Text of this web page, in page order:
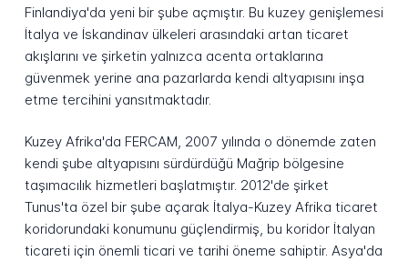
Finlandiya'da yeni bir şube açmıştır. Bu kuzey genişlemesi
İtalya ve İskandinav ülkeleri arasındaki artan ticaret
akışlarını ve şirketin yalnızca acenta ortaklarına
güvenmek yerine ana pazarlarda kendi altyapısını inşa
etme tercihini yansıtmaktadır.
Kuzey Afrika'da FERCAM, 2007 yılında o dönemde zaten
kendi şube altyapısını sürdürdüğü Mağrip bölgesine
taşımacılık hizmetleri başlatmıştır. 2012'de şirket
Tunus'ta özel bir şube açarak İtalya-Kuzey Afrika ticaret
koridorundaki konumunu güçlendirmiş, bu koridor İtalyan
ticareti için önemli ticari ve tarihi öneme sahiptir. Asya'da